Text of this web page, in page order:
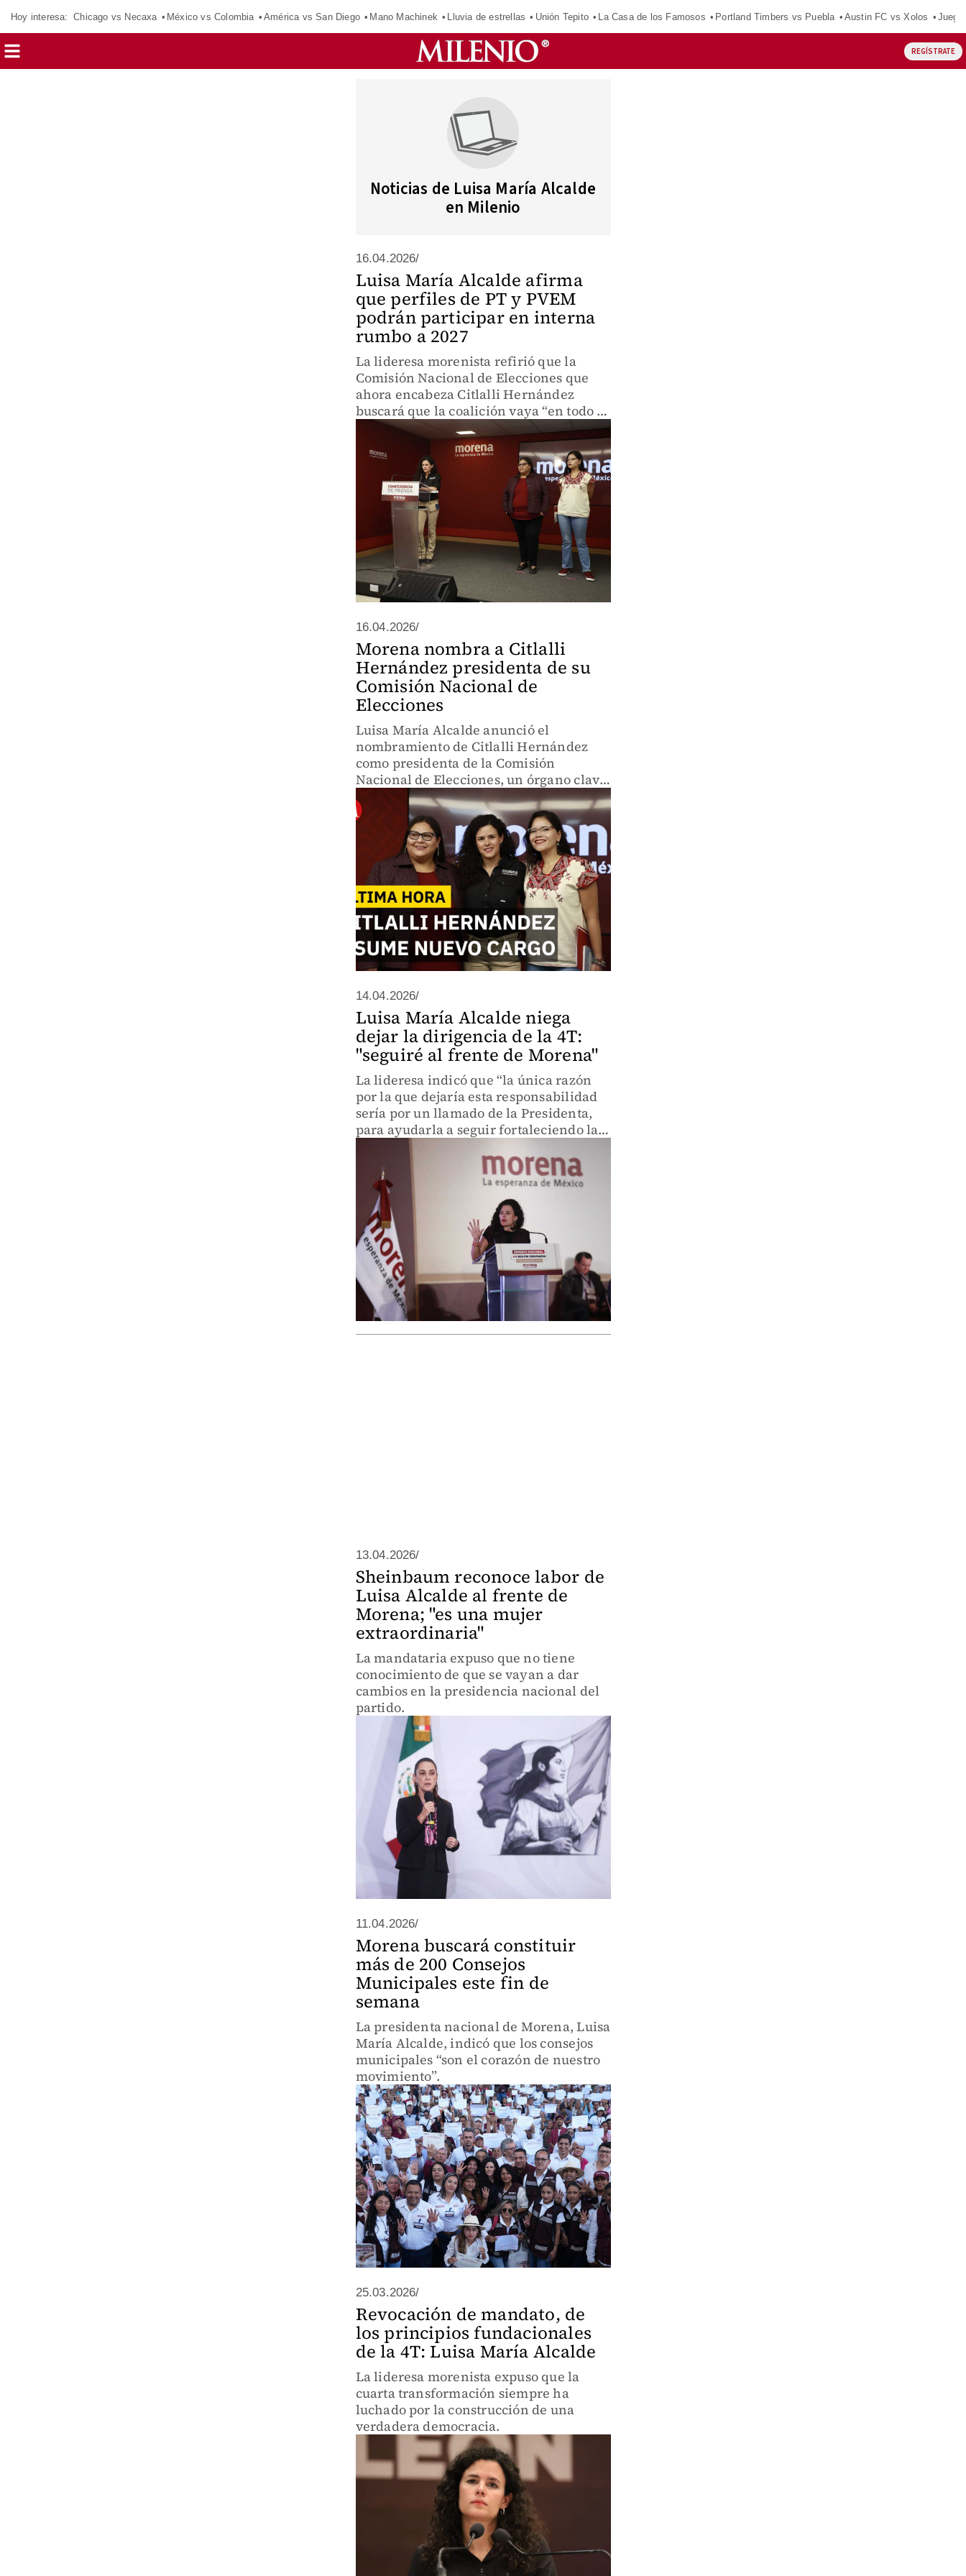
Hoy interesa: Chicago vs Necaxa México vs Colombia América vs San Diego Mano Machinek Lluvia de estrellas Unión Tepito La Casa de los Famosos Portland Timbers vs Puebla Austin FC vs Xolos
REGÍSTRATE
Noticias de Luisa María Alcalde
en Milenio
16.04.2026/
Luisa María Alcalde afirma
que perfiles de PT y PVEM
podrán participar en interna
rumbo a 2027
La lideresa morenista refirió que la
Comisión Nacional de Elecciones que
ahora encabeza Citlalli Hernández
buscará que la coalición vaya “en todo el
país”, aunque también revisará temas a
16.04.2026/
Morena nombra a Citlalli
Hernández presidenta de su
Comisión Nacional de
Elecciones
Luisa María Alcalde anunció el
nombramiento de Citlalli Hernández
como presidenta de la Comisión
Nacional de Elecciones, un órgano clave
para definir candidaturas y coordinar el
proceso interno rumbo a los próximos
comicios.
14.04.2026/
Luisa María Alcalde niega
dejar la dirigencia de la 4T:
"seguiré al frente de Morena"
La lideresa indicó que “la única razón
por la que dejaría esta responsabilidad
sería por un llamado de la Presidenta,
para ayudarla a seguir fortaleciendo la
transformación”.
13.04.2026/
Sheinbaum reconoce labor de
Luisa Alcalde al frente de
Morena; "es una mujer
extraordinaria"
La mandataria expuso que no tiene
conocimiento de que se vayan a dar
cambios en la presidencia nacional del
partido.
11.04.2026/
Morena buscará constituir
más de 200 Consejos
Municipales este fin de
semana
La presidenta nacional de Morena, Luisa
María Alcalde, indicó que los consejos
municipales “son el corazón de nuestro
movimiento”.
25.03.2026/
Revocación de mandato, de
los principios fundacionales
de la 4T: Luisa María Alcalde
La lideresa morenista expuso que la
cuarta transformación siempre ha
luchado por la construcción de una
verdadera democracia.